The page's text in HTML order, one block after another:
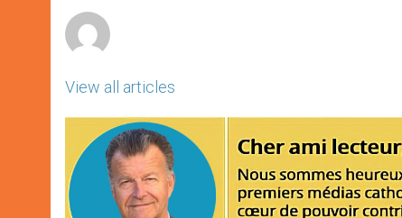
View all articles